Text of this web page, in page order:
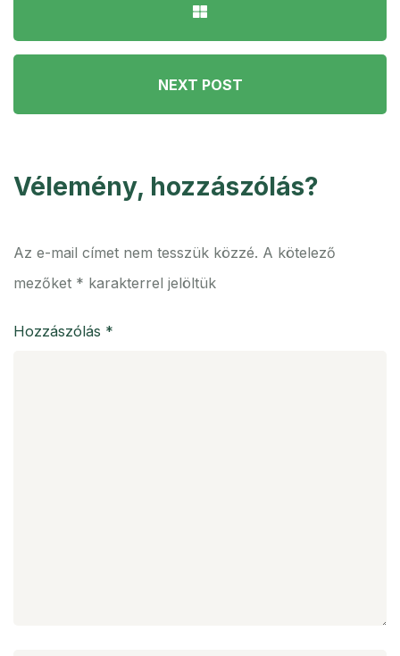
NEXT POST
Vélemény, hozzászólás?
Az e-mail címet nem tesszük közzé. A kötelező
mezőket * karakterrel jelöltük
Hozzászólás *